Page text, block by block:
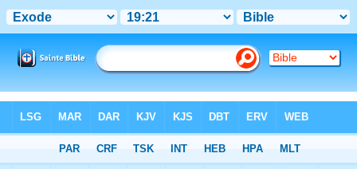
Chapitre 19> Verset 21